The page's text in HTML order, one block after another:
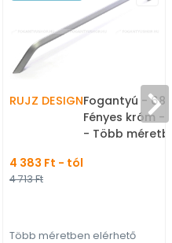
-
-
RUJZ DESIGNFogantyú -
Fényes króm -
- Több
4 383 Ft - tól
4 713 Ft
Több méretben elérhető